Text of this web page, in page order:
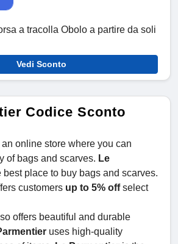
a tracolla Obolo a partire da soli
Vedi Sconto
Codice Sconto
an online store where you can
of bags and scarves. Le
best place to buy bags and scarves.
customers up to 5% offselect
offers beautiful and durable
uses high-quality